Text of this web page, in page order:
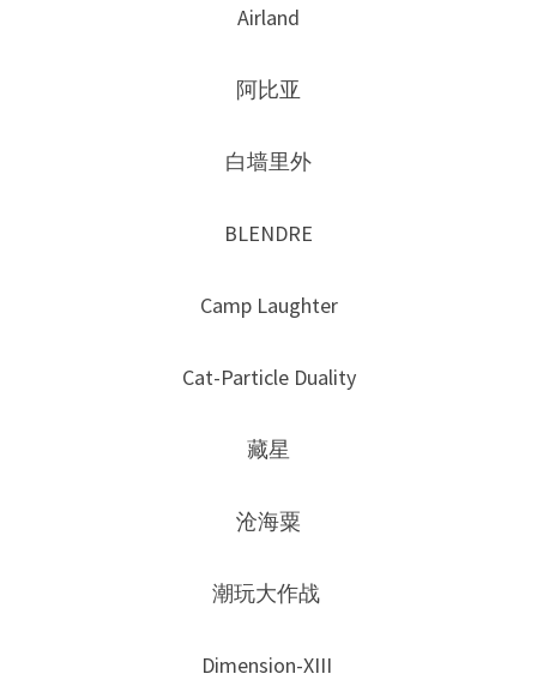
Airland
阿比亚
白墙里外
BLENDRE
Camp Laughter
Cat-Particle Duality
藏星
沧海粟
潮玩大作战
Dimension-XIII